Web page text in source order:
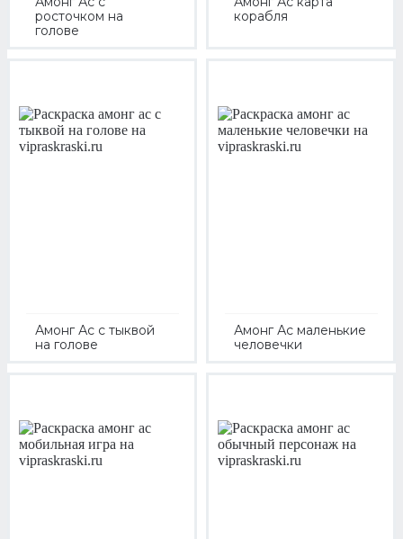
росточком на
голове
корабля
Амонг Ас с тыквой
на голове
Амонг Ас маленькие
человечки